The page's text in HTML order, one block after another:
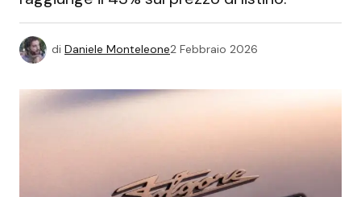
di Daniele Monteleone2 Febbraio 2026